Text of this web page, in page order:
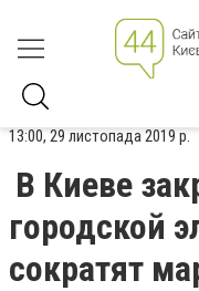
13:00, 29 листопада 2019 р.
В Киеве
городской
сократят